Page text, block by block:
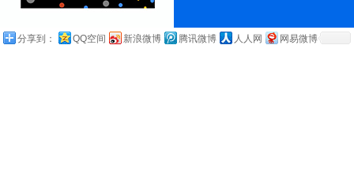
分享到： QQ空间 新浪微博 腾讯微博 人人网 网易微博